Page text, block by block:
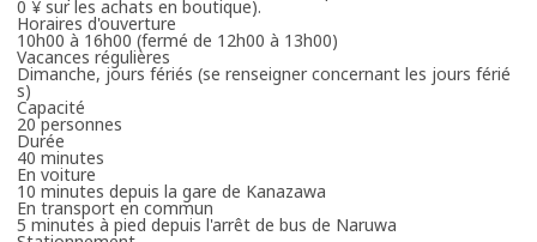
0 ¥ sur les achats en boutique).
Horaires d'ouverture
10h00 à 16h00 (fermé de 12h00 à 13h00)
Vacances régulières
Dimanche, jours fériés (se renseigner concernant les jours férié
s)
Capacité
20 personnes
Durée
40 minutes
En voiture
10 minutes depuis la gare de Kanazawa
En transport en commun
5 minutes à pied depuis l'arrêt de bus de Naruwa